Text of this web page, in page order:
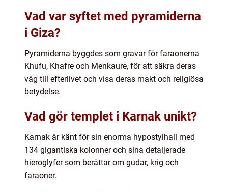
Vad var syftet med pyramiderna
i Giza?
Pyramiderna byggdes som gravar för faraonerna
Khufu, Khafre och Menkaure, för att säkra deras
väg till efterlivet och visa deras makt och religiösa
betydelse.
Vad gör templet i Karnak unikt?
Karnak är känt för sin enorma hypostylhall med
134 gigantiska kolonner och sina detaljerade
hieroglyfer som berättar om gudar, krig och
faraoner.